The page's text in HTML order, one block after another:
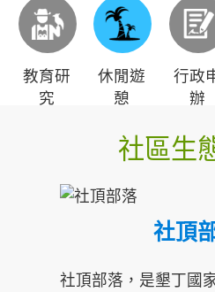
教育研
究
休閒遊
憩
行政
辦
社區生
社頂
社頂部落，是墾丁國